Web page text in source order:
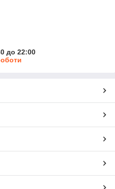
до 22:00